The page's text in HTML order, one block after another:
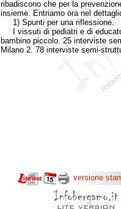
ribadiscono che per la
insieme. Entriamo ora nel
1) Spunti per una riflessione.
I vissuti di pediatri e di
bambino piccolo. 25 interviste
Milano 2. 78 interviste semi-
versione